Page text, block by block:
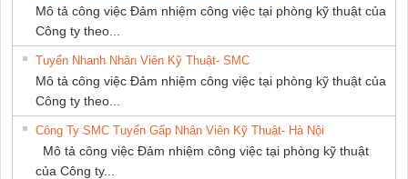
Mô tả công việc Đảm nhiệm công việc tại phòng kỹ thuật của
Công ty theo...
Tuyển Nhanh Nhân Viên Kỹ Thuật- SMC
Mô tả công việc Đảm nhiệm công việc tại phòng kỹ thuật của
Công ty theo...
Công Ty SMC Tuyển Gấp Nhân Viên Kỹ Thuật- Hà Nội
Mô tả công việc Đảm nhiệm công việc tại phòng kỹ thuật
của Công ty...